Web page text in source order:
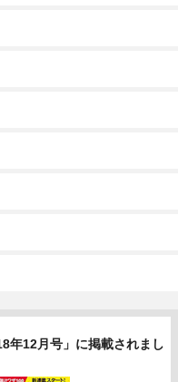
年12月号」に掲載されまし